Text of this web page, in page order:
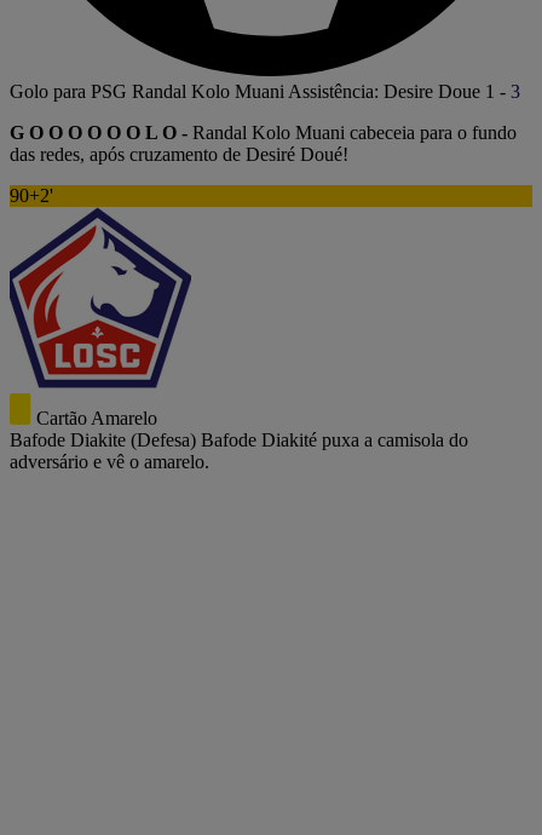
Golo para PSG Randal Kolo Muani Assistência: Desire Doue 1 - 3
G O O O O O O L O - Randal Kolo Muani cabeceia para o fundo
das redes, após cruzamento de Desiré Doué!
90+2'
Cartão Amarelo
Bafode Diakite (Defesa) Bafode Diakité puxa a camisola do
adversário e vê o amarelo.